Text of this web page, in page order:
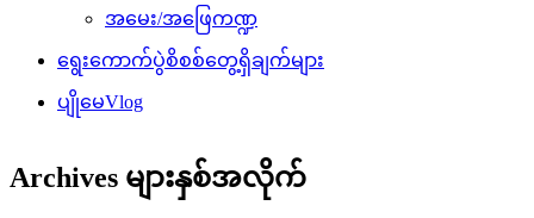
အမေး/အဖြေကဏ္ဍ
ရွေးကောက်ပွဲစိစစ်တွေ့ရှိချက်များ
ပျိုမေVlog
Archives များနှစ်အလိုက်